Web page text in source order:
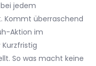
jedem
Kommt überraschend
Aktion im
So was macht keine